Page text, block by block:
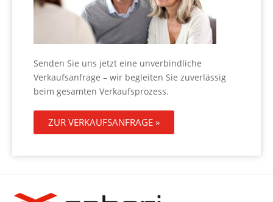
Senden Sie uns jetzt eine unverbindliche
Verkaufsanfrage – wir begleiten Sie zuverlässig
beim gesamten Verkaufsprozess.
ZUR VERKAUFSANFRAGE »